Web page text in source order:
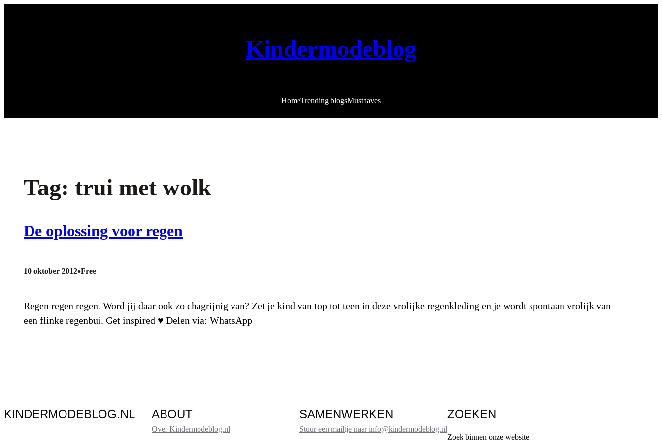
Kindermodeblog
HomeTrending blogsMusthaves
Tag: trui met wolk
De oplossing voor regen
10 oktober 2012•Free
Regen regen regen. Word jij daar ook zo chagrijnig van? Zet je kind van top tot teen in deze vrolijke regenkleding en je wordt spontaan vrolijk van
een flinke regenbui. Get inspired ♥ Delen via: WhatsApp
KINDERMODEBLOG.NL ABOUT
Over Kindermodeblog.nl
SAMENWERKEN
Stuur een mailtje naar info@kindermodeblog.nl
ZOEKEN
Zoek binnen onze website